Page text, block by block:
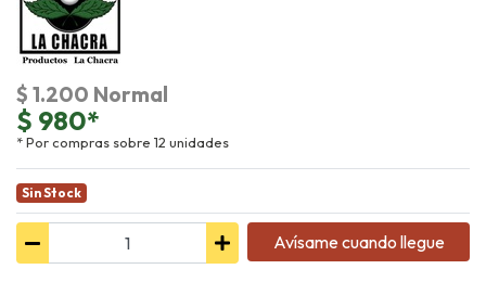
$ 1.200 Normal
$ 980*
* Por compras sobre 12 unidades
Sin Stock
Avísame cuando llegue